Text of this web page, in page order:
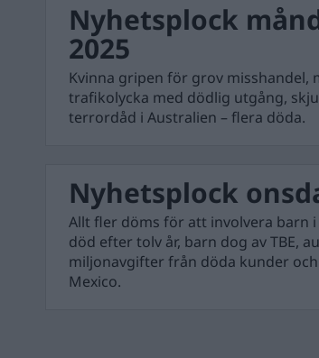
Nyhetsplock
2025
Kvinna gripen för grov
trafikolycka med dödlig utgång,
terrordåd i Australien – flera döda.
Nyhetsplock
Allt fler döms för att involvera barn
död efter tolv år, barn dog av TBE,
miljonavgifter från döda kunder
Mexico.